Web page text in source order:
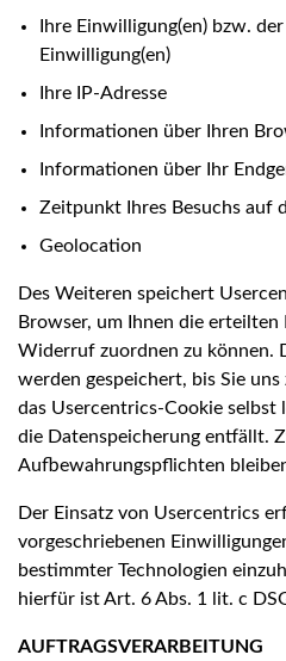
Ihre Einwilligung(en) bzw.
Einwilligung(en)
Ihre IP-Adresse
Informationen über Ihren
Informationen über Ihr
Zeitpunkt Ihres Besuchs auf
Geolocation
Des Weiteren speichert
Browser, um Ihnen die
Widerruf zuordnen zu können.
werden gespeichert, bis Sie
das Usercentrics-Cookie
die Datenspeicherung entfällt.
Aufbewahrungspflichten
Der Einsatz von Usercentrics
vorgeschriebenen
bestimmter Technologien
hierfür ist Art. 6 Abs. 1 lit. c
AUFTRAGSVERARBEITUNG